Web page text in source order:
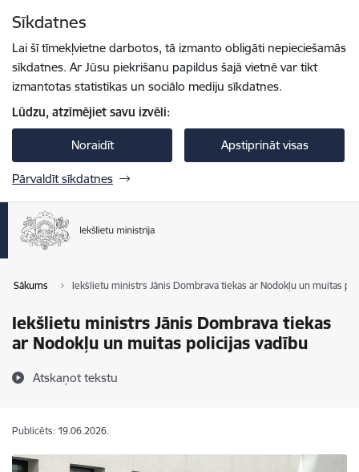
Sīkdatnes
Lai šī tīmekļvietne darbotos, tā izmanto obligāti nepieciešamās
sīkdatnes. Ar Jūsu piekrišanu papildus šajā vietnē var tikt
izmantotas statistikas un sociālo mediju sīkdatnes.
Lūdzu, atzīmējiet savu izvēli:
Noraidīt Apstiprināt visas
Pārvaldīt sīkdatnes
Sākums Iekšlietu ministrs Jānis Dombrava tiekas ar Nodokļu un muitas
Iekšlietu ministrs Jānis Dombrava tiekas
ar Nodokļu un muitas policijas vadību
Atskaņot tekstu
Publicēts: 19.06.2026.